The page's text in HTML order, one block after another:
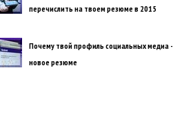
перечислить на твоем резюме в 2015
Почему твой профиль социальных медиа -
новое резюме